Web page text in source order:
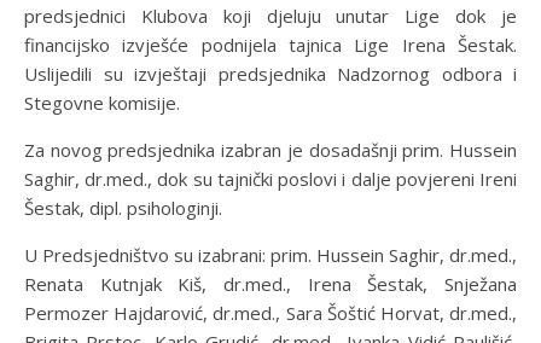
predsjednici Klubova koji djeluju unutar Lige dok je
financijsko izvješće podnijela tajnica Lige Irena Šestak.
Uslijedili su izvještaji predsjednika Nadzornog odbora i
Stegovne komisije.
Za novog predsjednika izabran je dosadašnji prim. Hussein
Saghir, dr.med., dok su tajnički poslovi i dalje povjereni Ireni
Šestak, dipl. psihologinji.
U Predsjedništvo su izabrani: prim. Hussein Saghir, dr.med.,
Renata Kutnjak Kiš, dr.med., Irena Šestak, Snježana
Permozer Hajdarović, dr.med., Sara Šoštić Horvat, dr.med.,